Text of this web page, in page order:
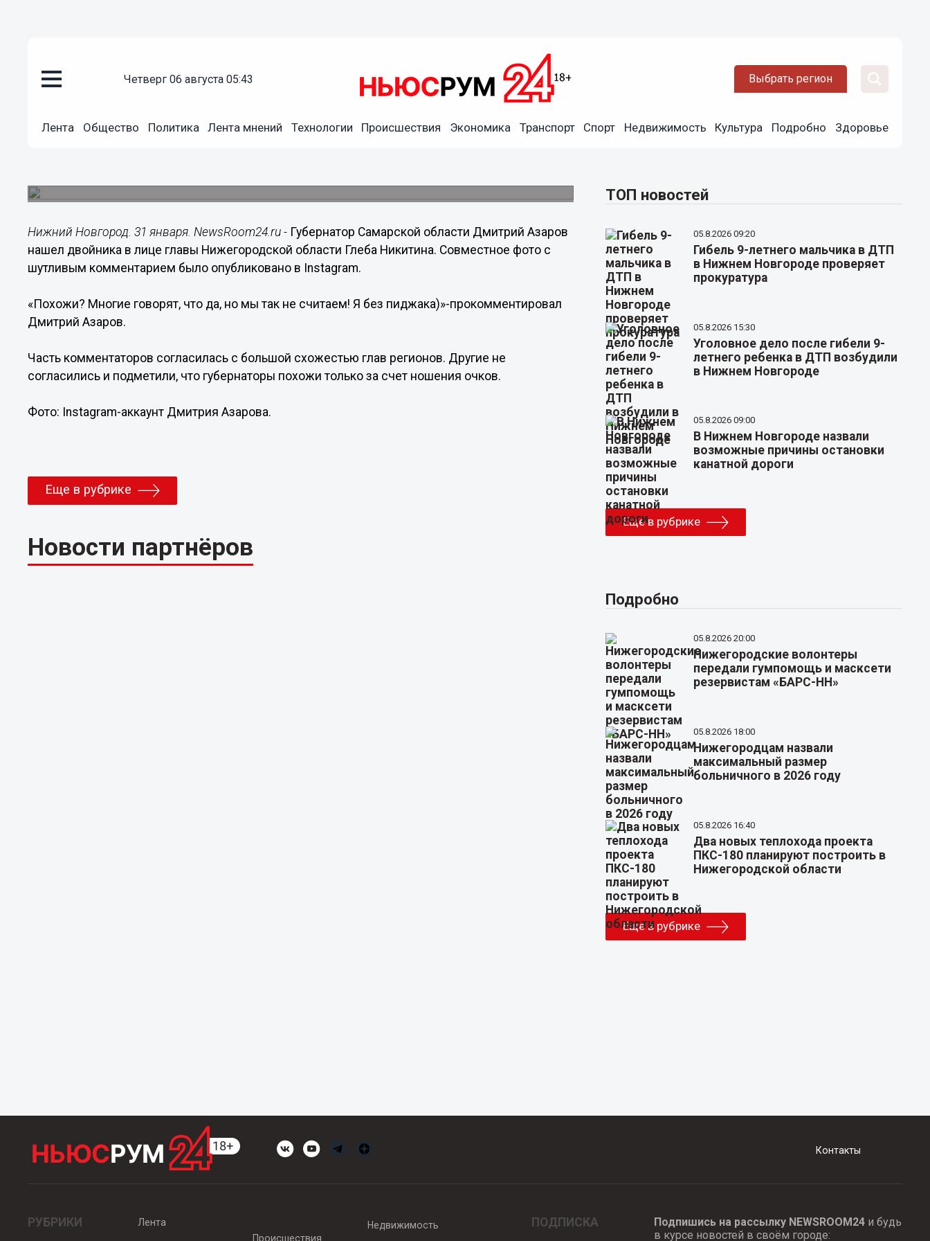
четверг 06 августа 05:43 Выбрать регион
Лента Общество Политика Лента мнений Технологии Происшествия Экономика Транспорт Спорт Недвижимость Культура Подробно Здоровье
31.01.202016:28
Нижний Новгород. 31 января. NewsRoom24.ru - Губернатор Самарской области Дмитрий Азаров
нашел двойника в лице главы Нижегородской области Глеба Никитина. Совместное фото с
шутливым комментарием было опубликовано в Instagram.
«Похожи? Многие говорят, что да, но мы так не считаем! Я без пиджака)»-прокомментировал
Дмитрий Азаров.
Часть комментаторов согласилась с большой схожестью глав регионов. Другие не
согласились и подметили, что губернаторы похожи только за счет ношения очков.
Фото: Instagram-аккаунт Дмитрия Азарова.
Еще в рубрике
Новости партнёров
ТОП новостей
05.8.2026 09:20
Гибель 9-летнего мальчика в ДТП
в Нижнем Новгороде проверяет
прокуратура
05.8.2026 15:30
Уголовное дело после гибели 9-
летнего ребенка в ДТП возбудили
в Нижнем Новгороде
05.8.2026 09:00
В Нижнем Новгороде назвали
возможные причины остановки
канатной дороги
Еще в рубрике
Подробно
05.8.2026 20:00
Нижегородские волонтеры
передали гумпомощь и масксети
резервистам «БАРС-НН»
05.8.2026 18:00
Нижегородцам назвали
максимальный размер
больничного в 2026 году
05.8.2026 16:40
Два новых теплохода проекта
ПКС-180 планируют построить в
Нижегородской области
Еще в рубрике
Контакты
РУБРИКИ
Лента
Происшествия
Недвижимость ПОДПИСКА Подпишись на рассылку NEWSROOM24и будь
в курсе новостей в своём городе: